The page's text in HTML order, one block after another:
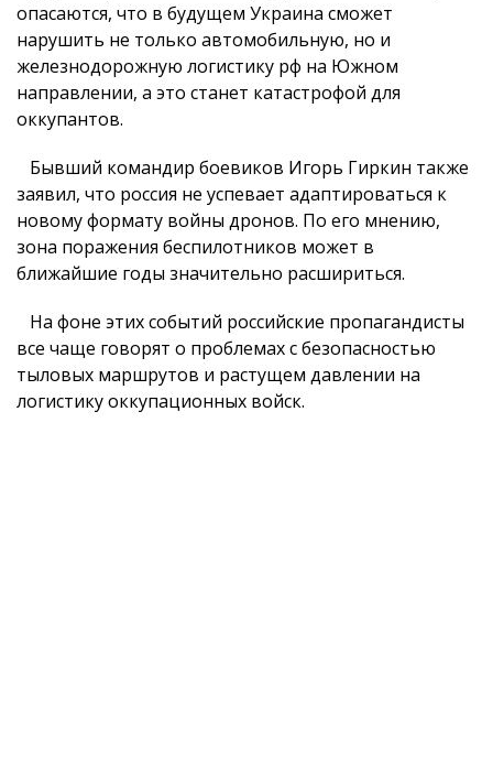
опасаются, что в будущем Украина сможет
нарушить не только автомобильную, но и
железнодорожную логистику рф на Южном
направлении, а это станет катастрофой для
оккупантов.
Бывший командир боевиков Игорь Гиркин также
заявил, что россия не успевает адаптироваться к
новому формату войны дронов. По его мнению,
зона поражения беспилотников может в
ближайшие годы значительно расшириться.
На фоне этих событий российские пропагандисты
все чаще говорят о проблемах с безопасностью
тыловых маршрутов и растущем давлении на
логистику оккупационных войск.